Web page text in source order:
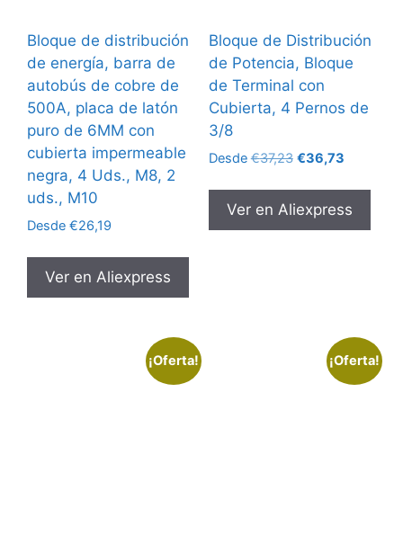
Bloque de distribución
de energía, barra de
autobús de cobre de
500A, placa de latón
puro de 6MM con
cubierta impermeable
negra, 4 Uds., M8, 2
uds., M10
Desde €26,19
Ver en Aliexpress
Bloque de Distribución
de Potencia, Bloque
de Terminal con
Cubierta, 4 Pernos de
3/8
Desde€37,23 El
original
era:
€37,23.
€36,73El
actual
es:
€36,73.
Ver en Aliexpress
¡Oferta! ¡Oferta!